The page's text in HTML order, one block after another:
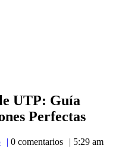
UTP: Guía
Perfectas
Gustavo
0 comentarios
5:29 am